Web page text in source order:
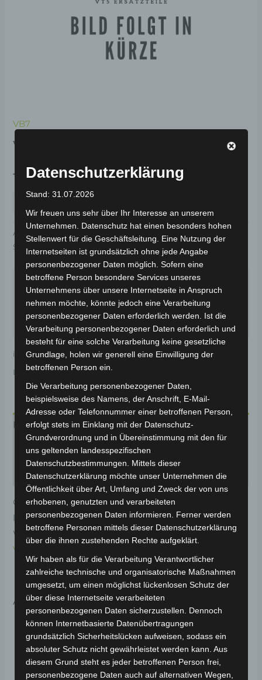
VB7
VB7 PEDALARM LINKS
19,00€ *
Artikelnummer:
Schlagwort:
Elektrik & Beleuchtung
Garantiert sicherer Checkout
inkl. 19 % MwSt.Kostenloser Versand
Lieferzeit:Versandfertig innerhalb 24 Stunden*
Beschreibung
Produktsicherheit
Rezensionen (0)
Original-Ersatzteil für den Pedelec VB7. Pedalarm
links für optimale Funktionalität und Haltbarkeit.
Weitere Informationen zum Fahrzeug findest du hier:
Volta Motor Pedelec VB7
Ähnliche Produkte
Datenschutzerklärung
Stand: 31.07.2026
Wir freuen uns sehr über Ihr Interesse an unserem
Unternehmen. Datenschutz hat einen besonders hohen
Stellenwert für die Geschäftsleitung. Eine Nutzung der
Internetseiten ist grundsätzlich ohne jede Angabe
personenbezogener Daten möglich. Sofern eine
betroffene Person besondere Services unseres
Unternehmens über unsere Internetseite in Anspruch
nehmen möchte, könnte jedoch eine Verarbeitung
personenbezogener Daten erforderlich werden. Ist die
Verarbeitung personenbezogener Daten erforderlich und
besteht für eine solche Verarbeitung keine gesetzliche
Grundlage, holen wir generell eine Einwilligung der
betroffenen Person ein.
Die Verarbeitung personenbezogener Daten,
beispielsweise des Namens, der Anschrift, E-Mail-
Adresse oder Telefonnummer einer betroffenen Person,
erfolgt stets im Einklang mit der Datenschutz-
Grundverordnung und in Übereinstimmung mit den für
uns geltenden landesspezifischen
Datenschutzbestimmungen. Mittels dieser
Datenschutzerklärung möchte unser Unternehmen die
Öffentlichkeit über Art, Umfang und Zweck der von uns
erhobenen, genutzten und verarbeiteten
personenbezogenen Daten informieren. Ferner werden
betroffene Personen mittels dieser Datenschutzerklärung
über die ihnen zustehenden Rechte aufgeklärt.
Wir haben als für die Verarbeitung Verantwortlicher
zahlreiche technische und organisatorische Maßnahmen
umgesetzt, um einen möglichst lückenlosen Schutz der
über diese Internetseite verarbeiteten
personenbezogenen Daten sicherzustellen. Dennoch
können Internetbasierte Datenübertragungen
grundsätzlich Sicherheitslücken aufweisen, sodass ein
absoluter Schutz nicht gewährleistet werden kann. Aus
diesem Grund steht es jeder betroffenen Person frei,
personenbezogene Daten auch auf alternativen Wegen,